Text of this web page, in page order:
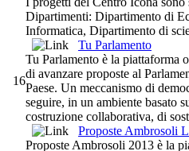
Dipartimenti: Dipartimento di
Informatica, Dipartimento di
16
Tu Parlamento
Tu Parlamento è la piattaforma
di avanzare proposte al
Paese. Un meccanismo di
seguire, in un ambiente basato
costruzione collaborativa, di
Proposte Ambrosoli
Proposte Ambrosoli 2013 è la